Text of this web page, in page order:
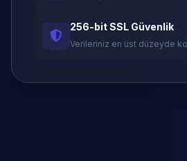
256-bit SSL Güvenlik
Verileriniz en üst düzeyde